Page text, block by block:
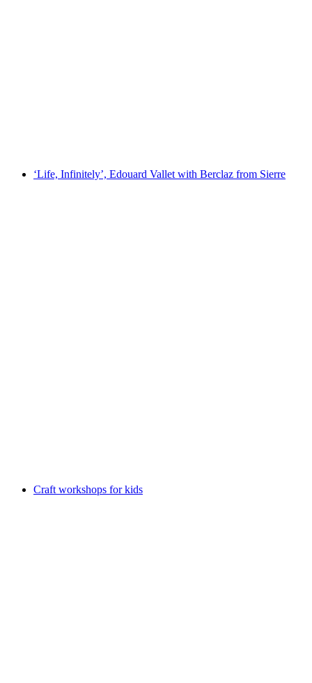
‘Life, Infinitely’, Edouard Vallet with Berclaz from Sierre
Craft workshops for kids